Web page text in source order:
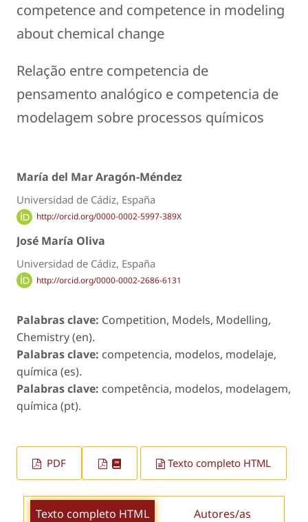
competence and competence in modeling
about chemical change
Relação entre competencia de
pensamento analógico e competencia de
modelagem sobre processos químicos
María del Mar Aragón-Méndez
Universidad de Cádiz, España
http://orcid.org/0000-0002-5997-389X
José María Oliva
Universidad de Cádiz, España
http://orcid.org/0000-0002-2686-6131
Palabras clave: Competition, Models, Modelling,
Chemistry (en).
Palabras clave: competencia, modelos, modelaje,
química (es).
Palabras clave: competência, modelos, modelagem,
química (pt).
PDF Texto completo HTML
Texto completo HTML Autores/as